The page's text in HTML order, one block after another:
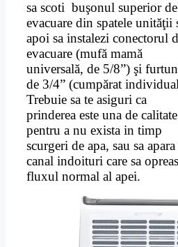
sa scoti buşonul superior de
evacuare din spatele unităţii
apoi sa instalezi conectorul
evacuare (mufă mamă
universală, de 5/8”) şi
de 3/4” (cumpărat
Trebuie sa te asiguri ca
prinderea este una de calitate
pentru a nu exista in timp
scurgeri de apa, sau sa
canal indoituri care sa
fluxul normal al apei.